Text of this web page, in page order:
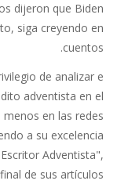
dijeron que Biden
siga creyendo en
cuentos.
de analizar e
adventista en el
en las redes
a su excelencia
Adventista",
de sus artículos.